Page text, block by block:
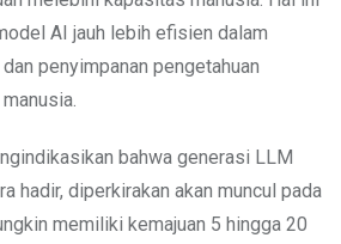
AI jauh lebih efisien dalam
penyimpanan pengetahuan
bahwa generasi LLM
hadir, diperkirakan akan muncul pada
memiliki kemajuan 5 hingga 20